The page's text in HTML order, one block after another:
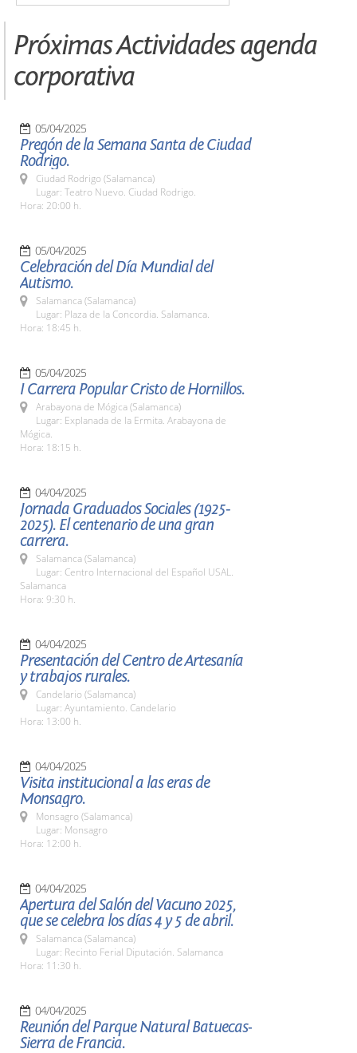
Próximas Actividades agenda
corporativa
05/04/2025
Pregón de la Semana Santa de Ciudad
Rodrigo.
Ciudad Rodrigo (Salamanca)
Lugar: Teatro Nuevo. Ciudad Rodrigo.
Hora: 20:00 h.
05/04/2025
Celebración del Día Mundial del
Autismo.
Salamanca (Salamanca)
Lugar: Plaza de la Concordia. Salamanca.
Hora: 18:45 h.
05/04/2025
I Carrera Popular Cristo de Hornillos.
Arabayona de Mógica (Salamanca)
Lugar: Explanada de la Ermita. Arabayona de
Mógica.
Hora: 18:15 h.
04/04/2025
Jornada Graduados Sociales (1925-
2025). El centenario de una gran
carrera.
Salamanca (Salamanca)
Lugar: Centro Internacional del Español USAL.
Salamanca
Hora: 9:30 h.
04/04/2025
Presentación del Centro de Artesanía
y trabajos rurales.
Candelario (Salamanca)
Lugar: Ayuntamiento. Candelario
Hora: 13:00 h.
04/04/2025
Visita institucional a las eras de
Monsagro.
Monsagro (Salamanca)
Lugar: Monsagro
Hora: 12:00 h.
04/04/2025
Apertura del Salón del Vacuno 2025,
que se celebra los días 4 y 5 de abril.
Salamanca (Salamanca)
Lugar: Recinto Ferial Diputación. Salamanca
Hora: 11:30 h.
04/04/2025
Reunión del Parque Natural Batuecas-
Sierra de Francia.